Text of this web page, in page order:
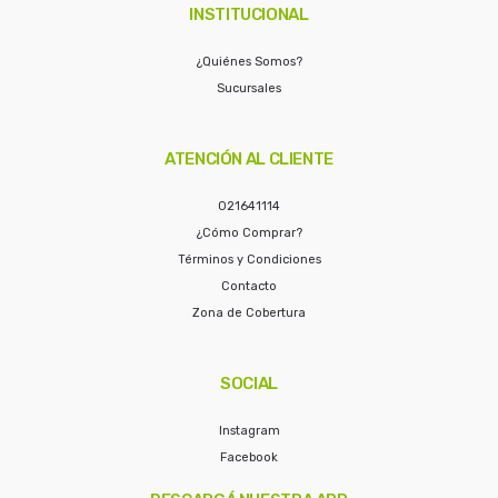
INSTITUCIONAL
¿Quiénes Somos?
Sucursales
ATENCIÓN AL CLIENTE
021641114
¿Cómo Comprar?
Términos y Condiciones
Contacto
Zona de Cobertura
SOCIAL
Instagram
Facebook